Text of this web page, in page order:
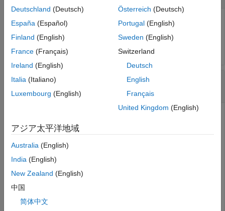
Robot import information, specified as a
when you use
bodyName
Name of body
created usingimportrobot
or string scalar. Partial string matching is accepted and
returns a cell array of structures that match the partial
string.
Example: 'Body01'
Data Types:
Deutschland (Deutsch)
España (Español)
Finland (English)
France (Français)
Ireland (English)
Italia (Italiano)
Luxembourg (English)
Österreich (Deutsch)
Portugal(English)
Sweden (English)
Switzerland
Deutsch
English
Français
United Kingdom (English)
アジア太平洋地域
Australia (English)
India (English)
New Zealand (English)
中国
简体中文